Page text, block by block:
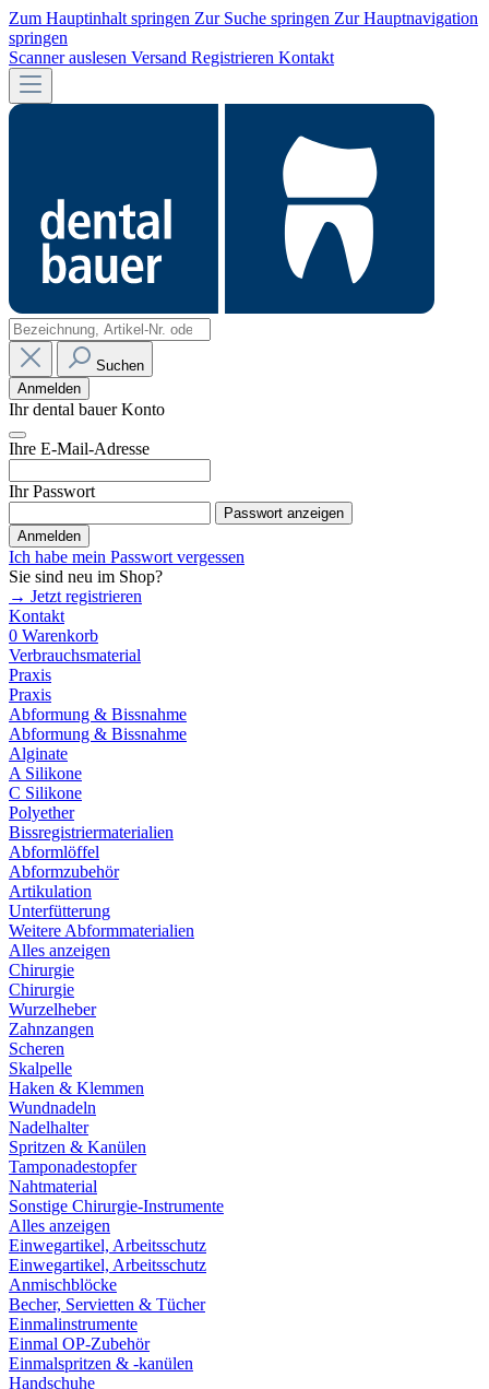
Zum Hauptinhalt springen Zur Suche springen Zur Hauptnavigation
springen
Scanner auslesen Versand Registrieren Kontakt
Suchen
Anmelden
Ihr dental bauer Konto
Ihre E-Mail-Adresse
Ihr Passwort
Passwort anzeigen
Anmelden
Ich habe mein Passwort vergessen
Sie sind neu im Shop?
→ Jetzt registrieren
Kontakt
0 Warenkorb
Verbrauchsmaterial
Praxis
Praxis
Abformung & Bissnahme
Abformung & Bissnahme
Alginate
A Silikone
C Silikone
Polyether
Bissregistriermaterialien
Abformlöffel
Abformzubehör
Artikulation
Unterfütterung
Weitere Abformmaterialien
Alles anzeigen
Chirurgie
Chirurgie
Wurzelheber
Zahnzangen
Scheren
Skalpelle
Haken & Klemmen
Wundnadeln
Nadelhalter
Spritzen & Kanülen
Tamponadestopfer
Nahtmaterial
Sonstige Chirurgie-Instrumente
Alles anzeigen
Einwegartikel, Arbeitsschutz
Einwegartikel, Arbeitsschutz
Anmischblöcke
Becher, Servietten & Tücher
Einmalinstrumente
Einmal OP-Zubehör
Einmalspritzen & -kanülen
Handschuhe